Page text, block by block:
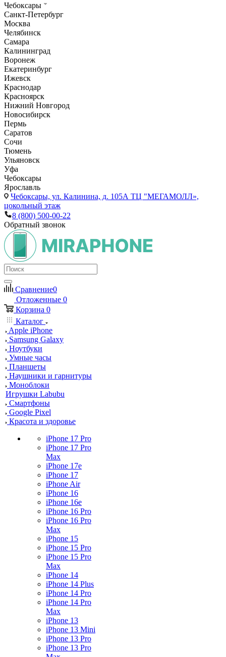
Чебоксары
Санкт-Петербург
Москва
Челябинск
Самара
Калининград
Воронеж
Екатеринбург
Ижевск
Краснодар
Красноярск
Нижний Новгород
Новосибирск
Пермь
Саратов
Сочи
Тюмень
Ульяновск
Уфа
Чебоксары
Ярославль
Чебоксары, ул. Калинина, д. 105А ТЦ "МЕГАМОЛЛ»,
цокольный этаж
8 (800) 500-00-22
Обратный звонок
Сравнение0
Отложенные 0
Корзина 0
Каталог
Apple iPhone
Samsung Galaxy
Ноутбуки
Умные часы
Планшеты
Наушники и гарнитуры
Моноблоки
Игрушки Labubu
Смартфоны
Google Pixel
Красота и здоровье
iPhone 17 Pro
iPhone 17 Pro
Max
iPhone 17e
iPhone 17
iPhone Air
iPhone 16
iPhone 16e
iPhone 16 Pro
iPhone 16 Pro
Max
iPhone 15
iPhone 15 Pro
iPhone 15 Pro
Max
iPhone 14
iPhone 14 Plus
iPhone 14 Pro
iPhone 14 Pro
Max
iPhone 13
iPhone 13 Mini
iPhone 13 Pro
iPhone 13 Pro